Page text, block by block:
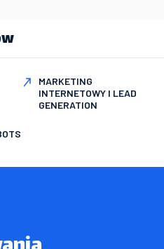
MARKETING
INTERNETOWY I LEAD
GENERATION